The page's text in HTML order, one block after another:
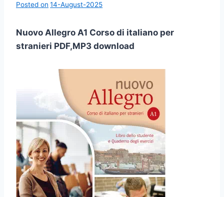
Posted on 14-August-2025
Nuovo Allegro A1 Corso di italiano per
stranieri PDF,MP3 download